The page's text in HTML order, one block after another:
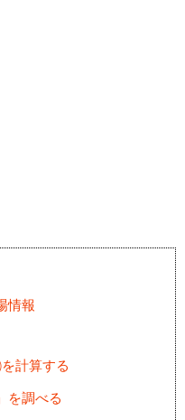
情報
計算する
を調べる